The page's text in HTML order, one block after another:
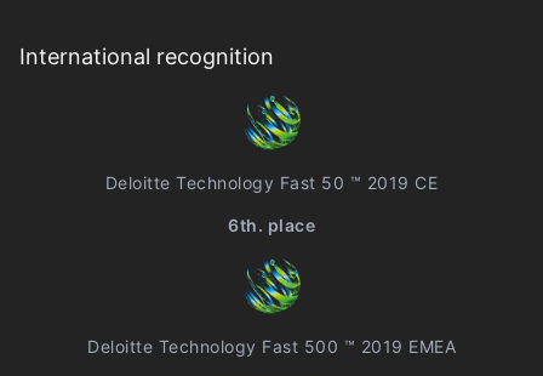
International recognition
Deloitte Technology Fast 50 ™ 2019 CE
6th. place
Deloitte Technology Fast 500 ™ 2019 EMEA